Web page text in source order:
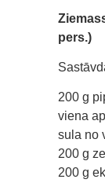
pers.)
200 g
viena
sula no
200 g
200 g